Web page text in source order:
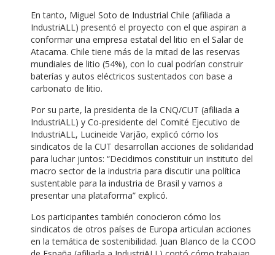
En tanto, Miguel Soto de Industrial Chile (afiliada a
IndustriALL) presentó el proyecto con el que aspiran a
conformar una empresa estatal del litio en el Salar de
Atacama. Chile tiene más de la mitad de las reservas
mundiales de litio (54%), con lo cual podrían construir
baterías y autos eléctricos sustentados con base a
carbonato de litio.
Por su parte, la presidenta de la CNQ/CUT (afiliada a
IndustriALL) y Co-presidente del Comité Ejecutivo de
IndustriALL, Lucineide Varjão, explicó cómo los
sindicatos de la CUT desarrollan acciones de solidaridad
para luchar juntos: “Decidimos constituir un instituto del
macro sector de la industria para discutir una política
sustentable para la industria de Brasil y vamos a
presentar una plataforma” explicó.
Los participantes también conocieron cómo los
sindicatos de otros países de Europa articulan acciones
en la temática de sostenibilidad. Juan Blanco de la CCOO